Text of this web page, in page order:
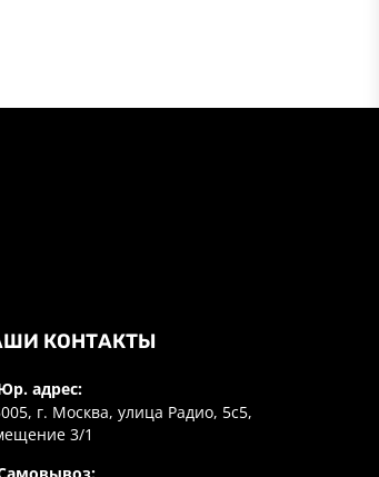
КОНТАКТЫ
адрес:
г. Москва, улица Радио, 5с5,
3/1